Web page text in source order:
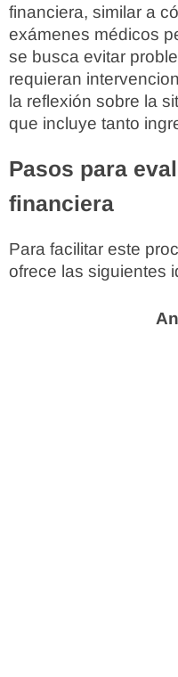
financiera, similar a
exámenes médicos
se busca evitar
requieran
la reflexión sobre la
que incluye tanto
Pasos para
financiera
Para facilitar este
ofrece las siguientes